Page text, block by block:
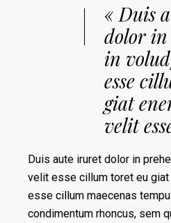
« Duis
dolor
in
esse
giat
velit
Duis aute iruret dolor in
velit esse cillum toret eu
esse cillum maecenas
condimentum rhoncus, sem